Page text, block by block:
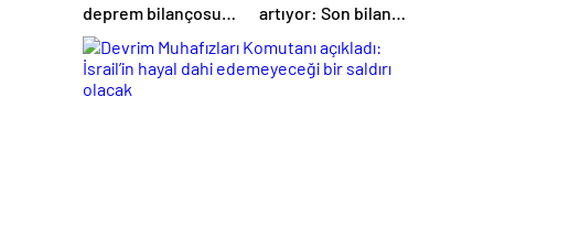
deprem bilançosu
ağırlaşıyor: Can
kaybı 4 bin 734’e
yükseldi
artıyor: Son bilanço